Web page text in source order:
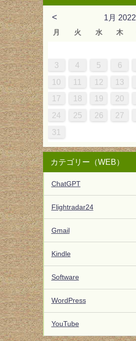
< 1月 2022
月 火 水 木
1
7 8
14 15
21 22
28 29
3 4
10 11
17 18
24 25
6 7
13 14
20 21
27 28
2 3
9 10
16 17
23 24
30 31
2 3
9 10
16 17
23 24
30
5 6
12 13
19 20
26 27
6 7
13 14
20 21
27 28
1 2
8 9
15 16
22 23
29 30
3 4
10 11
17 18
24 25
31
2 3
9 10
16 17
23 24
30
5 6
12 13
19 20
26 27
5 6
12 13
19 20
26 27
3 4 5 6
10 11 12 13
17 18 19 20
24 25 26 27
31
3 4
10 11
17 18
24 25
31
5 6
12 13
19 20
26 27
6 7
13 14
20 21
27 28
2 3
9 10
16 17
23 24
30 31
5 6
12 13
19 20
26 27
4 5
11 12
18 19
25 26
1
7 8
14 15
21 22
28 29
4 5
11 12
18 19
25 26
カテゴリー（WEB）
ChatGPT
Flightradar24
Gmail
Kindle
Software
WordPress
YouTube